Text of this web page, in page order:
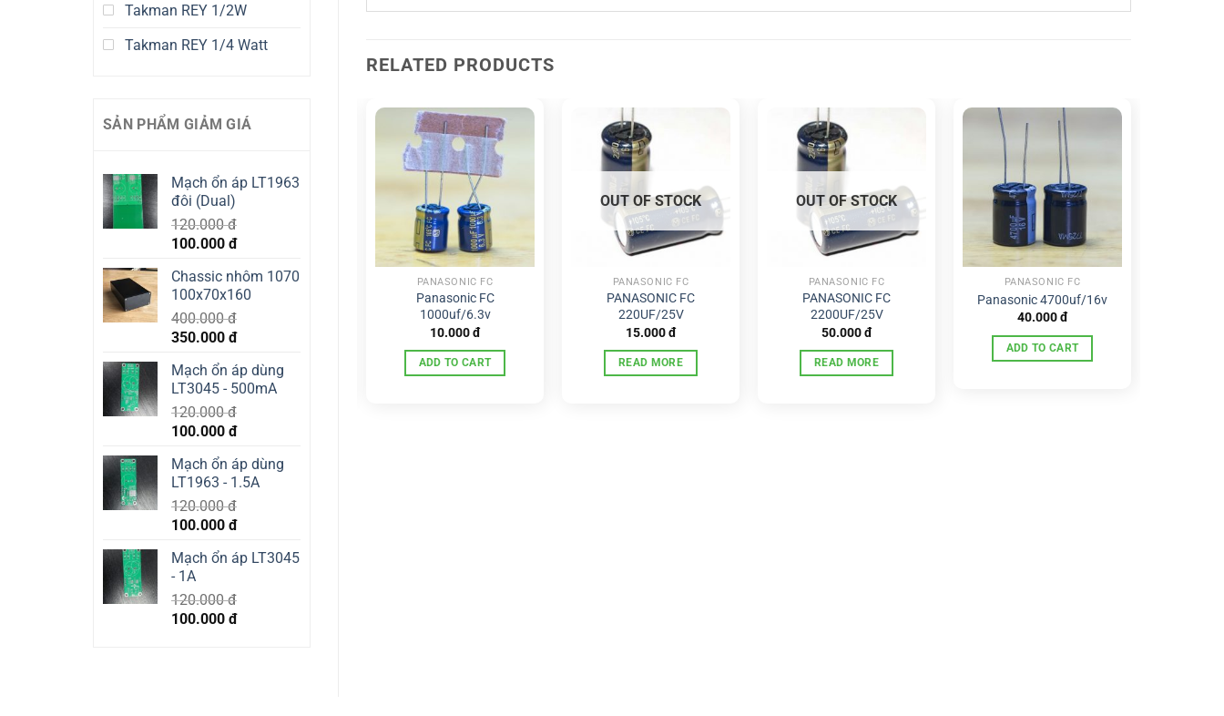
RELATED PRODUCTS
PANASONIC FC
Panasonic FC
1000uf/6.3v
10.000đ
ADD TO CART
OUT OF STOCK
PANASONIC FC
PANASONIC FC
220UF/25V
15.000đ
READ MORE
OUT OF STOCK
PANASONIC FC
PANASONIC FC
2200UF/25V
50.000đ
READ MORE
PANASONIC FC
Panasonic 4700uf/16v
40.000đ
ADD TO CART
OUT OF STOCK
PANASONIC FC
OUT OF STOCK
PANASONIC FC
PANASONIC FC
220UF/50V
25.000
READ MORE
Takman REY 1/2W
Takman REY 1/4 Watt
SẢN PHẨM GIẢM GIÁ
Mạch ổn áp LT1963
đôi (Dual)
120.000đ
Original
was:
120.000 đ.
100.000 đCurrent
is:
100.000 đ.
Chassic nhôm 1070
100x70x160
400.000đ
Original
was:
400.000 đ.
350.000 đCurrent
is:
350.000 đ.
Mạch ổn áp dùng
LT3045 - 500mA
120.000đ
Original
was:
120.000 đ.
100.000 đCurrent
is:
100.000 đ.
Mạch ổn áp dùng
LT1963 - 1.5A
120.000đ
Original
was:
120.000 đ.
100.000 đCurrent
is:
Mạch ổn áp LT3045
- 1A
120.000đ
Original
100.000 đCurrent